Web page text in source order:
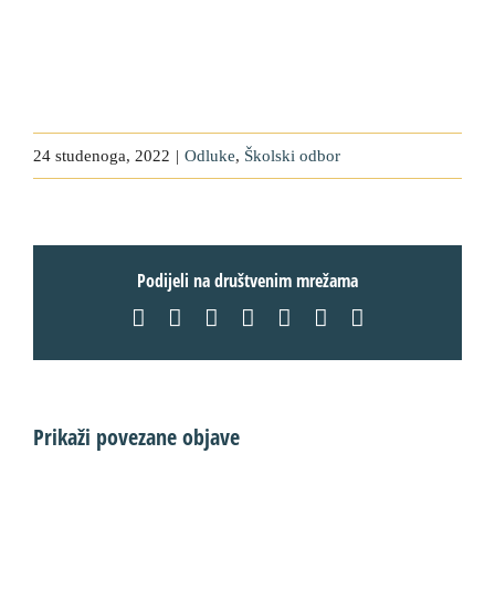
24 studenoga, 2022 | Odluke, Školski odbor
Podijeli na društvenim mrežama
Facebook LinkedInWhatsApp
TumblrPinterest
Prikaži povezane objave